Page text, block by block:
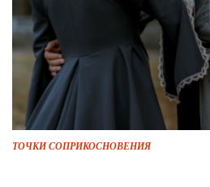
ТОЧКИ СОПРИКОСНОВЕНИЯ